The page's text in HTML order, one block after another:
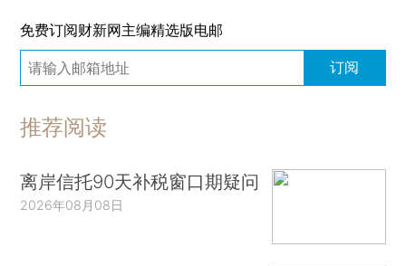
免费订阅财新网主编精选版电邮
订阅
推荐阅读
离岸信托90天补税窗口期疑问
2026年08月08日